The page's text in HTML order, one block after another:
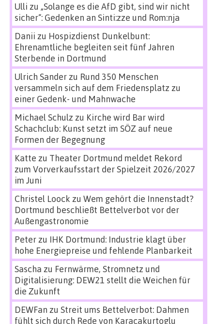
Ulli zu „Solange es die AfD gibt, sind wir nicht
sicher“: Gedenken an Sinti:zze und Rom:nja
Danii zu Hospizdienst Dunkelbunt:
Ehrenamtliche begleiten seit fünf Jahren
Sterbende in Dortmund
Ulrich Sanderzu Rund 350 Menschen
versammeln sich auf dem Friedensplatz zu
einer Gedenk- und Mahnwache
Michael Schulz zu Kirche wird Bar wird
Schachclub: Kunst setzt im SÖZ auf neue
Formen der Begegnung
Katte zu Theater Dortmund meldet Rekord
zum Vorverkaufsstart der Spielzeit 2026/2027
im Juni
Christel Loock zu Wem gehört die Innenstadt?
Dortmund beschließt Bettelverbot vor der
Außengastronomie
Peterzu IHK Dortmund: Industrie klagt über
hohe Energiepreise und fehlende Planbarkeit
Sascha zu Fernwärme, Stromnetz und
Digitalisierung: DEW21 stellt die Weichen für
die Zukunft
DEWFan zu Streit ums Bettelverbot: Dahmen
fühlt sich durch Rede von Karacakurtoglu